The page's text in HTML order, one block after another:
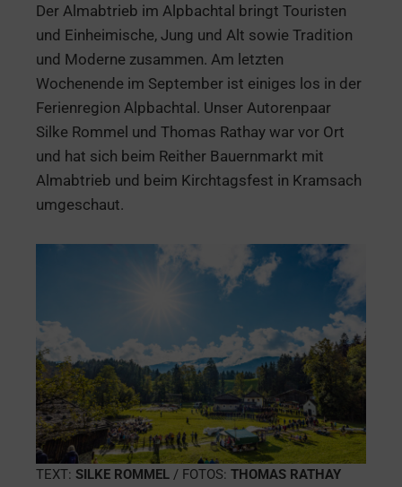
Der Almabtrieb im Alpbachtal bringt Touristen
und Einheimische, Jung und Alt sowie Tradition
und Moderne zusammen. Am letzten
Wochenende im September ist einiges los in der
Ferienregion Alpbachtal. Unser Autorenpaar
Silke Rommel und Thomas Rathay war vor Ort
und hat sich beim Reither Bauernmarkt mit
Almabtrieb und beim Kirchtagsfest in Kramsach
umgeschaut.
TEXT: SILKE ROMMEL / FOTOS: THOMAS RATHAY